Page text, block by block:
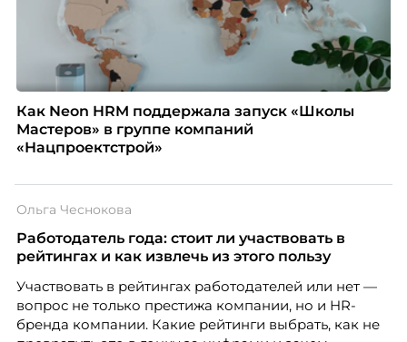
Как Neon HRM поддержала запуск «Школы
Мастеров» в группе компаний
«Нацпроектстрой»
Ольга Чеснокова
Работодатель года: стоит ли участвовать в
рейтингах и как извлечь из этого пользу
Участвовать в рейтингах работодателей или нет —
вопрос не только престижа компании, но и HR-
бренда компании. Какие рейтинги выбрать, как не